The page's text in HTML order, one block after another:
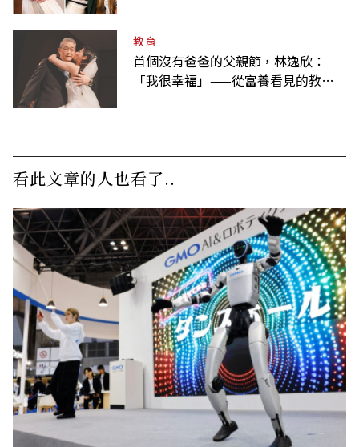
教育
首個沒有爸爸的父親節，林逸欣：
「我很幸福」——從富養看見的教養
看此文章的人也看了..